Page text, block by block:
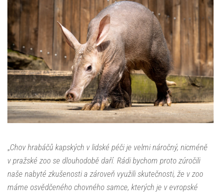
„Chov hrabáčů kapských v lidské péči je velmi náročný, nicméně
v pražské zoo se dlouhodobě daří. Rádi bychom proto zúročili
naše nabyté zkušenosti a zároveň využili skutečnosti, že v zoo
máme osvědčeného chovného samce, kterých je v evropské